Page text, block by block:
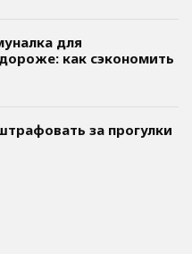
для
как сэкономить
за прогулки